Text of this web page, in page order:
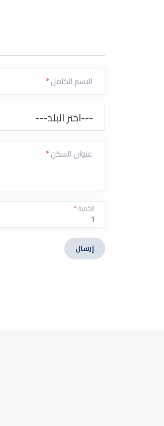
الاسم الكامل*
---اختر البلد---
*
عنوان السكن*
الكمية*
إرسال